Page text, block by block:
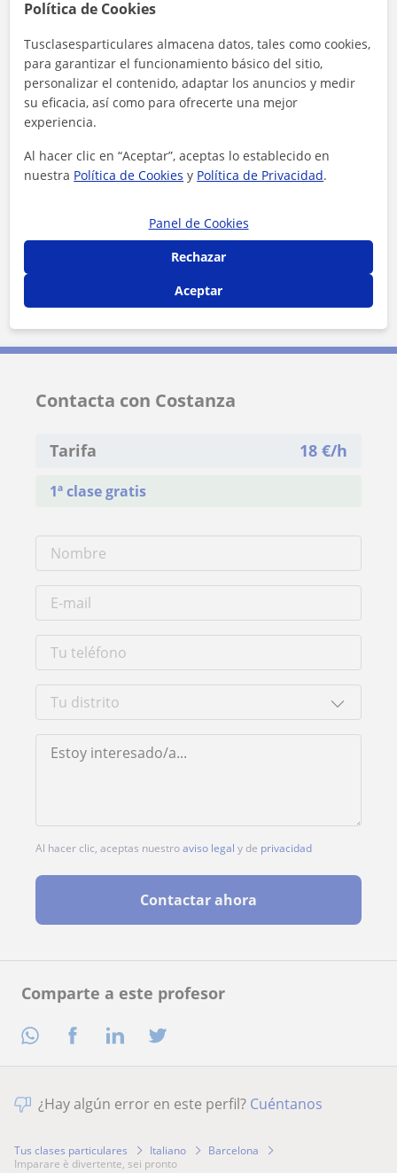
Comparte a este profesor
Zona de Costanza
Localidades a las que se desplaza para dar clase
Sant Adrià de Besòs
Hospitalet de Llobregat
Esplugues de Llobregat
+ −
5 km
Contacta con Costanza
Tarifa 18 €/h
1ª clase gratis
Al hacer clic, aceptas nuestroaviso legal y de privacidad
Contactar ahora
¿Hay algún error en este perfil? Cuéntanos
Tus clases particulares Italiano
Barcelona
imparare è divertente, sei pronto
Política de Cookies
Tusclasesparticulares almacena datos, tales como cookies,
para garantizar el funcionamiento básico del sitio,
personalizar el contenido, adaptar los anuncios y medir
su eficacia, así como para ofrecerte una mejor
experiencia.
Al hacer clic en “Aceptar”, aceptas lo establecido en
nuestra Política de Cookies y Política de Privacidad.
Panel de Cookies
Rechazar
Aceptar